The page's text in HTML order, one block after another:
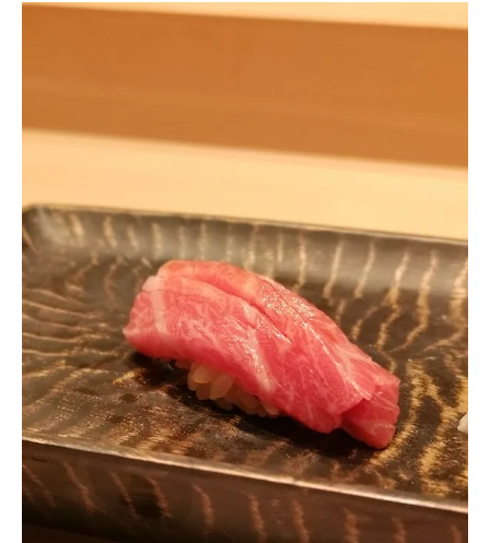
香
蓮
一
星
u
s
h
i
T
o
k
a
m